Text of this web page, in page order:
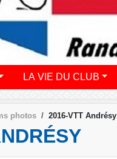
LA VIE DU CLUB
photos 2016-VTT Andrésy